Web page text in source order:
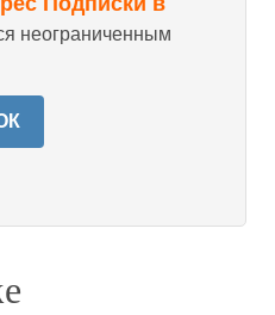
неограниченным